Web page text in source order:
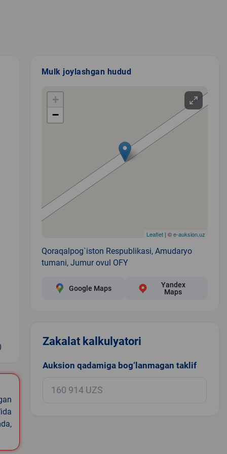
Mulk joylashgan hudud
+
−
Leaflet| ©e-auksion.uz
Qoraqalpog`iston Respublikasi, Amudaryo
tumani, Jumur ovul OFY
Google Maps
Yandex
Maps
Zakalat kalkulyatori
Auksion qadamiga bog‘lanmagan taklif